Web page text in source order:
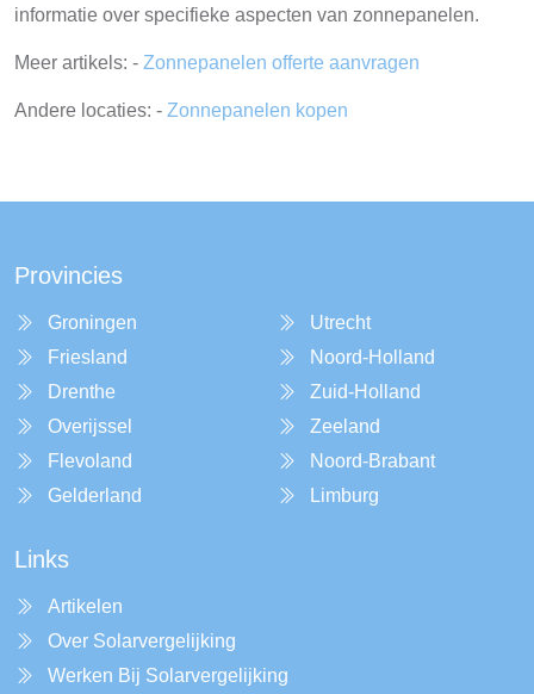
informatie over specifieke aspecten van zonnepanelen.
Meer artikels: - Zonnepanelen offerte aanvragen
Andere locaties: - Zonnepanelen kopen
Provincies
Groningen
Friesland
Drenthe
Overijssel
Flevoland
Gelderland
Utrecht
Noord-Holland
Zuid-Holland
Zeeland
Noord-Brabant
Limburg
Links
Artikelen
Over Solarvergelijking
Werken Bij Solarvergelijking